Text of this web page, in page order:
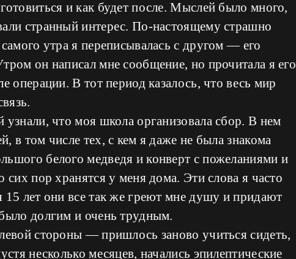
и как будет после. Мыслей было много,
странный интерес. По-настоящему страшно
утра я переписывалась с другом — его
он написал мне сообщение, но прочитала я его
операции. В тот период казалось, что весь мир
что моя школа организовала сбор. В нем
в том числе тех, с кем я даже не была знакома
белого медведя и конверт с пожеланиями и
пор хранятся у меня дома. Эти слова я часто
лет они все так же греют мне душу и придают
долгим и очень трудным.
стороны — пришлось заново учиться сидеть,
несколько месяцев, начались эпилептические